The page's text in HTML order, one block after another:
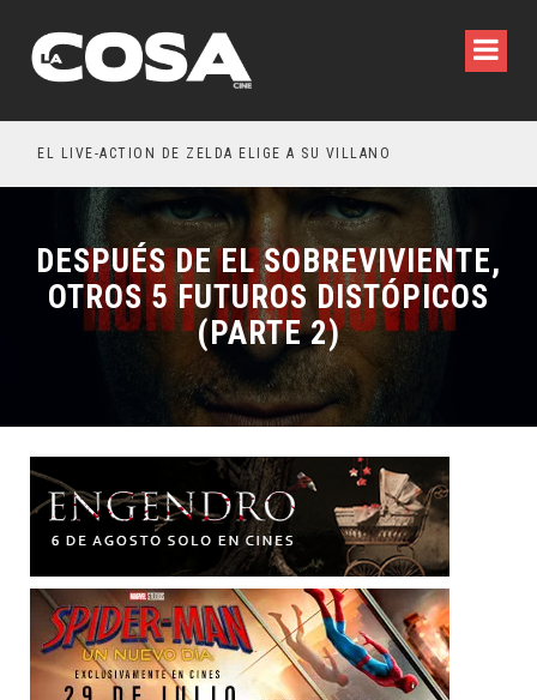
EL LIVE-ACTION DE ZELDA ELIGE A SU VILLANO
DESPUÉS DE EL SOBREVIVIENTE,
OTROS 5 FUTUROS DISTÓPICOS
(PARTE 2)